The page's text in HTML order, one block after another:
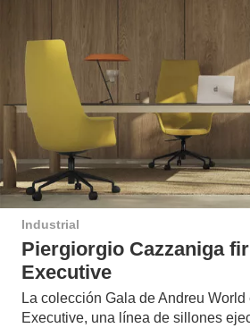
Industrial
Piergiorgio Cazzaniga
Executive
La colección Gala de Andreu World
Executive, una línea de sillones